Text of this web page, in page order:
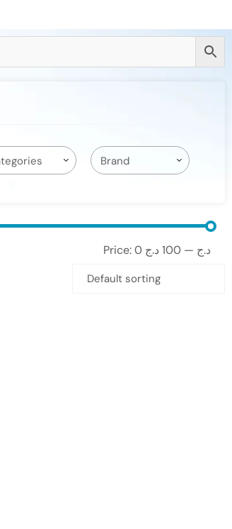
Price: 0 د.ج — 100 د.ج